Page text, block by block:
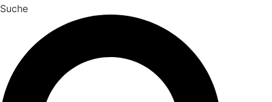
Suche